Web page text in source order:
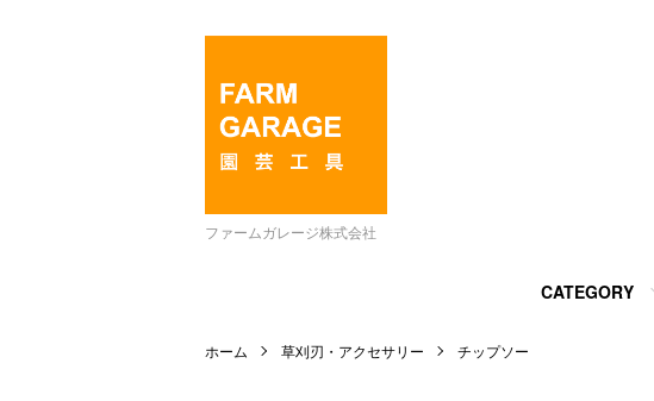
ファームガレージ株式会社
CATEGORY
ホーム 草刈刃・アクセサリー チップソー